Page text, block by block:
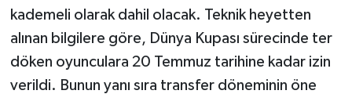
kademeli olarak dahil olacak. Teknik heyetten
alınan bilgilere göre, Dünya Kupası sürecinde ter
döken oyunculara 20 Temmuz tarihine kadar izin
verildi. Bunun yanı sıra transfer döneminin öne